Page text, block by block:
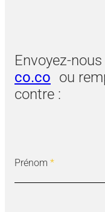
Envoyez-
co.co ou
contre :
Prénom *